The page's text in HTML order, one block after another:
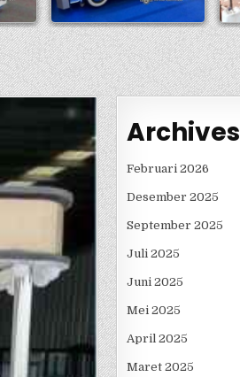
Archives
Februari 2026
Desember 2025
September 2025
Juli 2025
Juni 2025
Mei 2025
April 2025
Maret 2025